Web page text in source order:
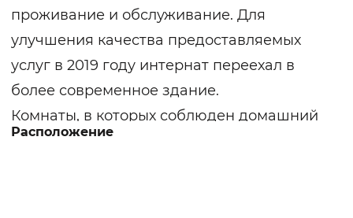
проживание и обслуживание. Для
улучшения качества предоставляемых
услуг в 2019 году интернат переехал в
более современное здание.
Комнаты, в которых соблюден домашний
интерьер, располагают необходимой
Расположение